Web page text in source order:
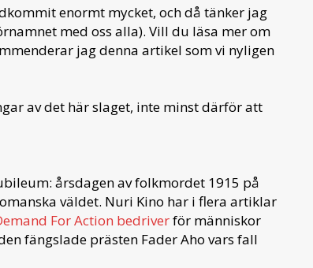
enormt mycket, och då tänker jag
med oss alla). Vill du läsa mer om
jag denna artikel som vi nyligen
av det här slaget, inte minst därför att
årsdagen av folkmordet 1915 på
väldet. Nuri Kino har i flera artiklar
For Action bedriverför människor
fängslade prästen Fader Aho vars fall